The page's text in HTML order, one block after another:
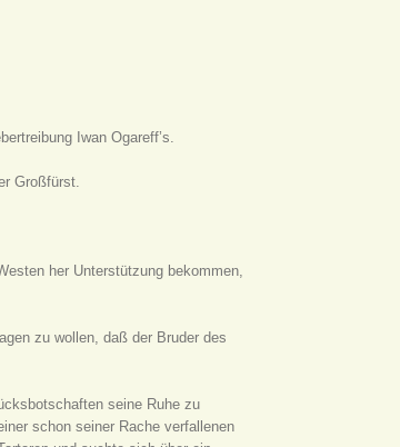
Iwan Ogareff’s.
Großfürst.
her Unterstützung bekommen,
zu wollen, daß der Bruder des
seine Ruhe zu
schon seiner Rache verfallenen